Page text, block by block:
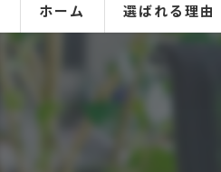
ホーム 選ばれる理由